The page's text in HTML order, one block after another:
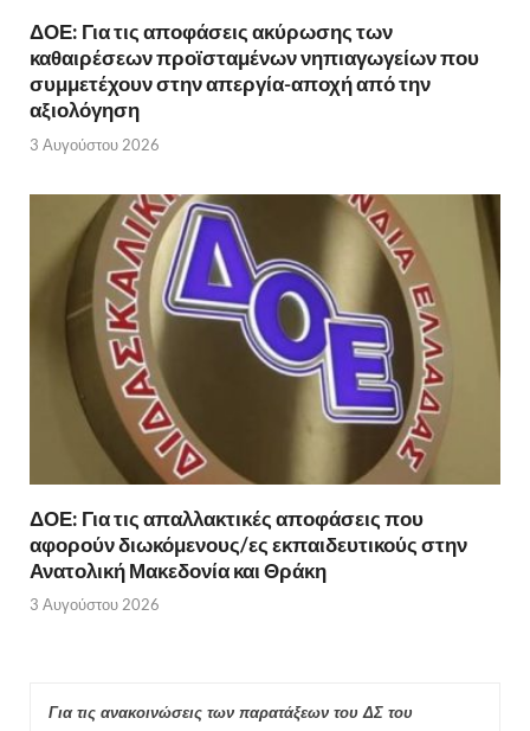
ΔΟΕ: Για τις αποφάσεις ακύρωσης των
καθαιρέσεων προϊσταμένων νηπιαγωγείων που
συμμετέχουν στην απεργία-αποχή από την
αξιολόγηση
3 Αυγούστου 2026
ΔΟΕ: Για τις απαλλακτικές αποφάσεις που
αφορούν διωκόμενους/ες εκπαιδευτικούς στην
Ανατολική Μακεδονία και Θράκη
3 Αυγούστου 2026
Για τις ανακοινώσεις των παρατάξεων του ΔΣ του